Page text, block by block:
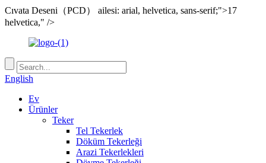
Cıvata Deseni（PCD） ailesi: arial, helvetica, sans-serif;">17
helvetica," />
English
Ev
Ürünler
Teker
Tel Tekerlek
Döküm Tekerleği
Arazi Tekerlekleri